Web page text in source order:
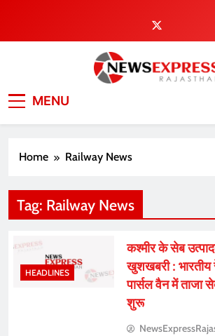
content
MENU
Home Railway News
Tag: Railway News
HEADLINES
कश्मीर के सेब
खुशखबरी :
पार्सल वैन में ताजा
शुरू